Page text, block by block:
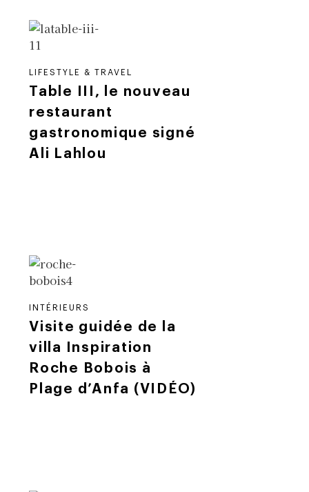
LIFESTYLE & TRAVEL
Table III, le nouveau
restaurant
gastronomique signé
Ali Lahlou
INTÉRIEURS
Visite guidée de la
villa Inspiration
Roche Bobois à
Plage d’Anfa (VIDÉO)